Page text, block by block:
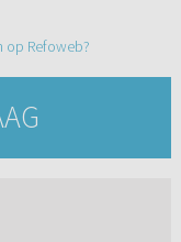
op Refoweb?